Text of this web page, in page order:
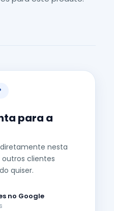
para a
nesta
clientes
quiser.
no Google